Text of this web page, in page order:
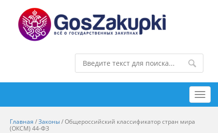
Главная /Законы/Общероссийский классификатор стран мира
(ОКСМ) 44-ФЗ